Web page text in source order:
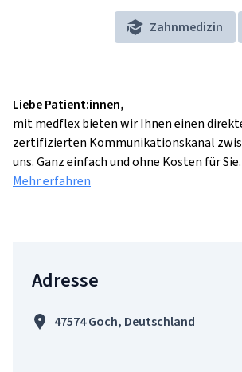
Zahnmedizin
Liebe Patient:innen,
mit medflex bieten wir Ihnen einen
zertifizierten Kommunikationskanal
uns. Ganz einfach und ohne Kosten für Sie.
Mehr erfahren
Adresse
47574 Goch, Deutschland